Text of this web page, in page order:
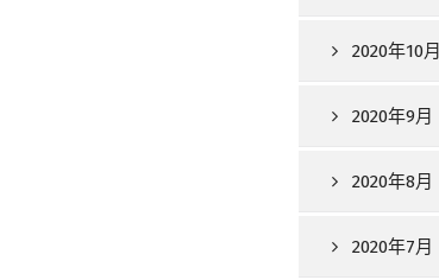
2020年10月
2020年9月
2020年8月
2020年7月